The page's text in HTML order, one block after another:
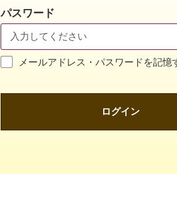
パスワード
メールアドレス・パスワードを記憶
ログイン